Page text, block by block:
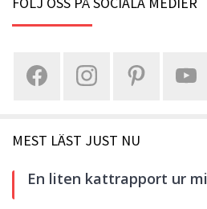
MEST LÄST JUST NU
En liten kattrapport ur